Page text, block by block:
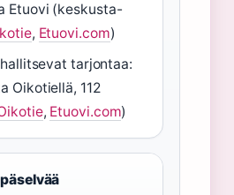
Etuovi (keskusta-
, Etuovi.com)
tarjontaa:
Oikotiellä, 112
, Etuovi.com)